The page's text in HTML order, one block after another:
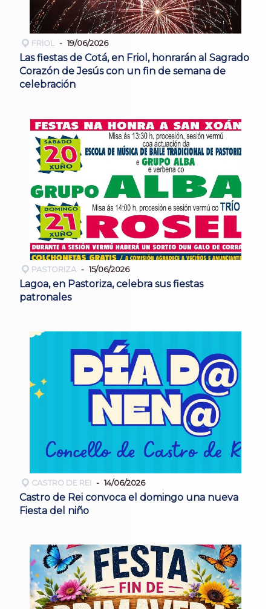
FRIOL 19/06/2026
Las fiestas de Cotá, en Friol, honrarán al Sagrado
Corazón de Jesús con un fin de semana de
celebración
PASTORIZA 15/06/2026
Lagoa, en Pastoriza, celebra sus fiestas
patronales
CASTRO DE REI 14/06/2026
Castro de Rei convoca el domingo una nueva
Fiesta del niño